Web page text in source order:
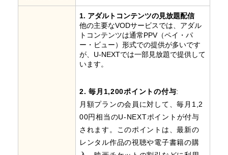
1. アダルトコンテンツの見放題配信
他の主要なVODサービスでは、アダル
トコンテンツは通常PPV（ペイ・パ
ー・ビュー）形式での提供が多いです
が、U-NEXTでは一部見放題で提供して
います。
2. 毎月1,200ポイントの付与:
月額プランの会員に対して、毎月1,2
00円相当のU-NEXTポイントが付与
されます。このポイントは、最新の
レンタル作品の視聴や電子書籍の購